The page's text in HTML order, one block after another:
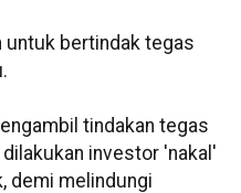
untuk bertindak tegas
tindakan tegas
investor 'nakal'
demi melindungi